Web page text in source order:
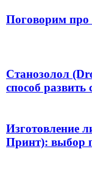
Поговорим
Станозолол
способ развить
Изготовление
Принт): выбор